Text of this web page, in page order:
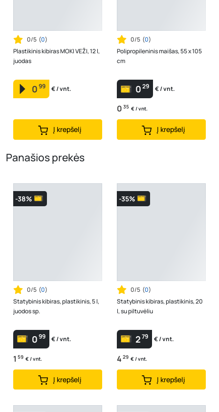
0/5 (0)
Plastikinis kibiras MOKI VEŽI, 12 l,
juodas
099 € / vnt.
Į krepšelį
0/5 (0)
Polipropileninis maišas, 55 x 105
cm
029 € / vnt.
0 35 € / vnt.
Į krepšelį
Panašios prekės
-38%
0/5 (0)
Statybinis kibiras, plastikinis, 5 l,
juodos sp.
099 € / vnt.
1 59 € / vnt.
Į krepšelį
-35%
0/5 (0)
Statybinis kibiras, plastikinis, 20
l, su piltuvėliu
279 € / vnt.
4 29 € / vnt.
Į krepšelį